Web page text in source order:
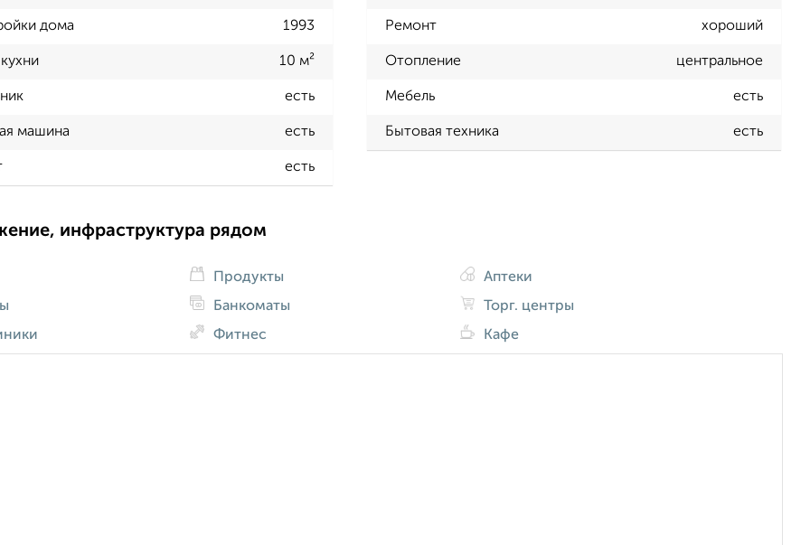
дома 1993 Ремонт хороший
10 м² Отопление центральное
есть Мебель есть
машина есть Бытовая техника есть
есть
инфраструктура рядом
Продукты
Банкоматы
Фитнес
Аптеки
Торг. центры
Кафе